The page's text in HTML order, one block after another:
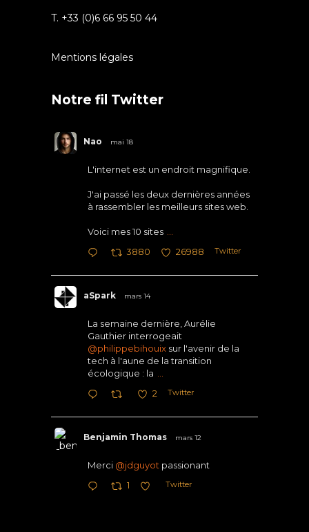
T. +33 (0)6 66 95 50 44
Mentions légales
Notre fil Twitter
Nao mai 18
L'internet est un endroit magnifique.
J'ai passé les deux dernières années
à rassembler les meilleurs sites web.
Voici mes 10 sites
3880 26988 Twitter
aSpark mars 14
La semaine dernière, Aurélie
Gauthier interrogeait
@philippebihouix sur l'avenir de la
tech à l'aune de la transition
écologique : la
2 Twitter
Benjamin Thomas mars 12
Merci @jdguyot passionant
1 Twitter